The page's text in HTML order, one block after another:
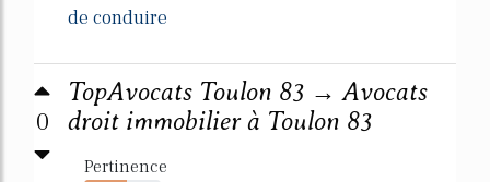
de conduire
0
TopAvocats Toulon 83 → Avocats
droit immobilier à Toulon 83
Pertinence